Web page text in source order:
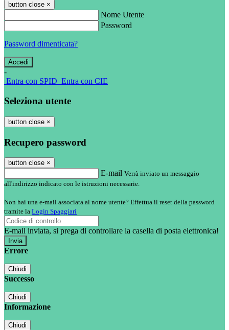
button close ×
Nome Utente
Password
Password dimenticata?
-
Entra con SPID Entra con CIE
Seleziona utente
button close ×
Recupero password
button close ×
E-mail Verrà inviato un messaggio
all'indirizzo indicato con le istruzioni necessarie.
Non hai una e-mail associata al nome utente? Effettua il reset della password
tramite la Login Spaggiari
E-mail inviata, si prega di controllare la casella di posta elettronica!
Errore
Chiudi
Successo
Chiudi
Informazione
Chiudi